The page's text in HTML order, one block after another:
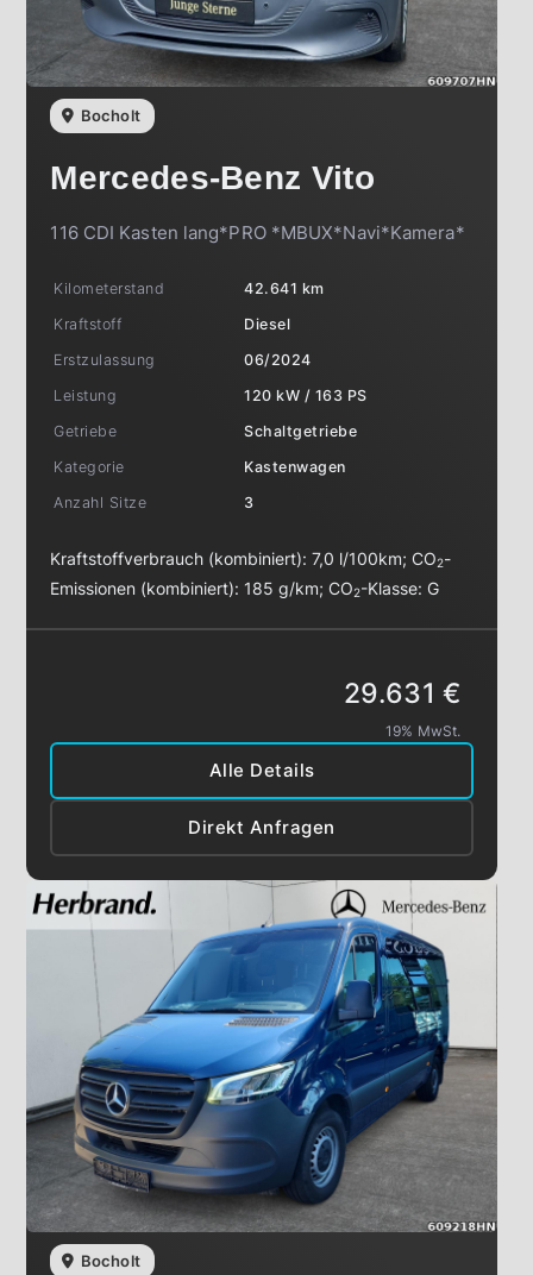
Bocholt
Mercedes-Benz Vito
116 CDI Kasten lang*PRO *MBUX*Navi*Kamera*
Kilometerstand
42.641 km
Kraftstoff
Diesel
Erstzulassung
06/2024
Leistung
120 kW / 163 PS
Getriebe
Schaltgetriebe
Kategorie
Kastenwagen
Anzahl Sitze
3
Kraftstoffverbrauch (kombiniert):7,0 l/100km;CO2-
Emissionen (kombiniert): 185 g/km;CO2-Klasse:G
Alle Details
Direkt Anfragen
29.631 €
19% MwSt.
Bocholt